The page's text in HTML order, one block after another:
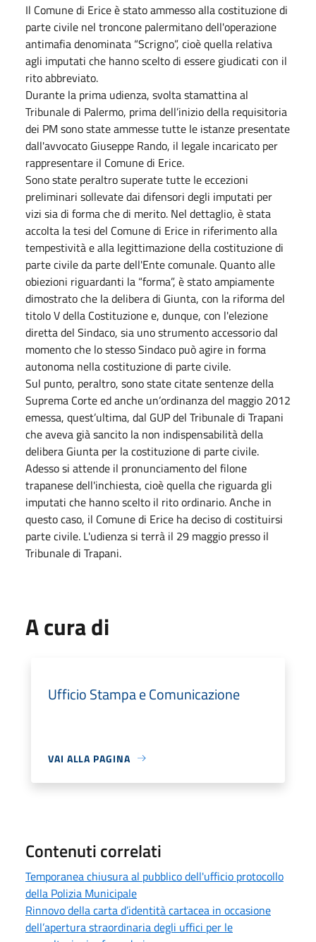
Il Comune di Erice è stato ammesso alla costituzione di
parte civile nel troncone palermitano dell'operazione
antimafia denominata “Scrigno”, cioè quella relativa
agli imputati che hanno scelto di essere giudicati con il
rito abbreviato.
Durante la prima udienza, svolta stamattina al
Tribunale di Palermo, prima dell’inizio della requisitoria
dei PM sono state ammesse tutte le istanze presentate
dall'avvocato Giuseppe Rando, il legale incaricato per
rappresentare il Comune di Erice.
Sono state peraltro superate tutte le eccezioni
preliminari sollevate dai difensori degli imputati per
vizi sia di forma che di merito. Nel dettaglio, è stata
accolta la tesi del Comune di Erice in riferimento alla
tempestività e alla legittimazione della costituzione di
parte civile da parte dell'Ente comunale. Quanto alle
obiezioni riguardanti la “forma”, è stato ampiamente
dimostrato che la delibera di Giunta, con la riforma del
titolo V della Costituzione e, dunque, con l'elezione
diretta del Sindaco, sia uno strumento accessorio dal
momento che lo stesso Sindaco può agire in forma
autonoma nella costituzione di parte civile.
Sul punto, peraltro, sono state citate sentenze della
Suprema Corte ed anche un’ordinanza del maggio 2012
emessa, quest’ultima, dal GUP del Tribunale di Trapani
che aveva già sancito la non indispensabilità della
delibera Giunta per la costituzione di parte civile.
Adesso si attende il pronunciamento del filone
trapanese dell'inchiesta, cioè quella che riguarda gli
imputati che hanno scelto il rito ordinario. Anche in
questo caso, il Comune di Erice ha deciso di costituirsi
parte civile. L'udienza si terrà il 29 maggio presso il
Tribunale di Trapani.
A cura di
Ufficio Stampa e Comunicazione
VAI ALLA PAGINA
Contenuti correlati
Temporanea chiusura al pubblico dell'ufficio protocollo
della Polizia Municipale
Rinnovo della carta d’identità cartacea in occasione
dell’apertura straordinaria degli uffici per le